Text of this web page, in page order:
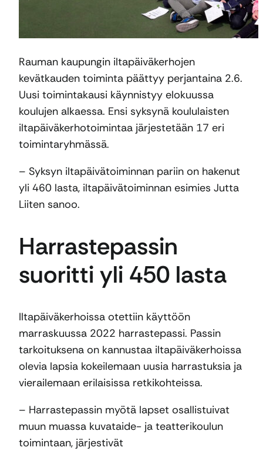
Rauman kaupungin iltapäiväkerhojen
kevätkauden toiminta päättyy perjantaina 2.6.
Uusi toimintakausi käynnistyy elokuussa
koulujen alkaessa. Ensi syksynä koululaisten
iltapäiväkerhotoimintaa järjestetään 17 eri
toimintaryhmässä.
– Syksyn iltapäivätoiminnan pariin on hakenut
yli 460 lasta, iltapäivätoiminnan esimies Jutta
Liiten sanoo.
Harrastepassin
suoritti yli 450 lasta
Iltapäiväkerhoissa otettiin käyttöön
marraskuussa 2022 harrastepassi. Passin
tarkoituksena on kannustaa iltapäiväkerhoissa
olevia lapsia kokeilemaan uusia harrastuksia ja
vierailemaan erilaisissa retkikohteissa.
– Harrastepassin myötä lapset osallistuivat
muun muassa kuvataide- ja teatterikoulun
toimintaan, järjestivät